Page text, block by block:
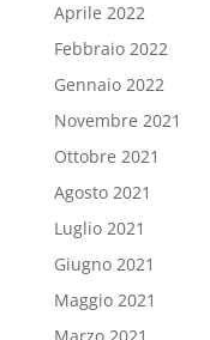
Aprile 2022
Febbraio 2022
Gennaio 2022
Novembre 2021
Ottobre 2021
Agosto 2021
Luglio 2021
Giugno 2021
Maggio 2021